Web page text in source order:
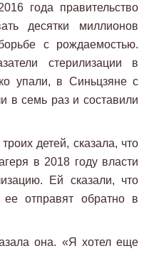
года правительство
десятки миллионов
с рождаемостью.
стерилизации в
упали, в Синьцзяне с
в семь раз и составили
детей, сказала, что
в 2018 году власти
Ей сказали, что
отправят обратно в
она. «Я хотел еще